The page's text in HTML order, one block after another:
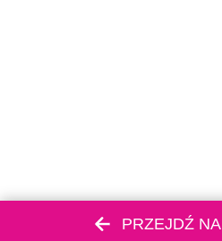
PRZEJDŹ NA